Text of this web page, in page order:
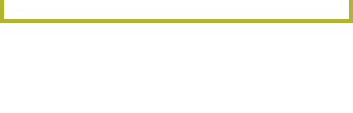
30/08 17:30 Abuztuaren 30a / 30 de